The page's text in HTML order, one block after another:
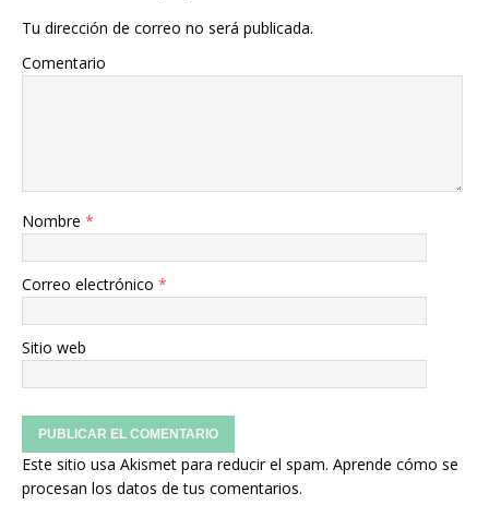
Tu dirección de correo no será publicada.
Comentario
Nombre *
Correo electrónico *
Sitio web
Este sitio usa Akismet para reducir el spam. Aprende cómo se
procesan los datos de tus comentarios.